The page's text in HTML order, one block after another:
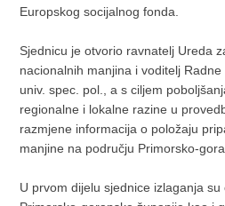
Europskog socijalnog fonda.
Sjednicu je otvorio ravnatelj Ureda
nacionalnih manjina i voditelj Radne
univ. spec. pol., a s ciljem
regionalne i lokalne razine u
razmjene informacija o položaju
manjine na području Primorsko-
U prvom dijelu sjednice izlaganja